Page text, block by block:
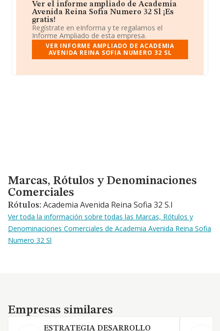
Ver el informe ampliado de Academia
Avenida Reina Sofia Numero 32 Sl ¡Es
gratis!
Regístrate en eInforma y te regalamos el
Informe Ampliado de esta empresa.
VER INFORME AMPLIADO DE ACADEMIA
AVENIDA REINA SOFIA NUMERO 32 SL
Marcas, Rótulos y Denominaciones Comerciales
Marcas, Rótulos y Denominaciones
Comerciales
Rótulos: Academia Avenida Reina Sofia 32 S.l
Ver toda la información sobre todas las Marcas, Rótulos y
Denominaciones Comerciales de Academia Avenida Reina Sofia
Numero 32 Sl
Empresas similares
Empresas similares
ESTRATEGIA DESARROLLO